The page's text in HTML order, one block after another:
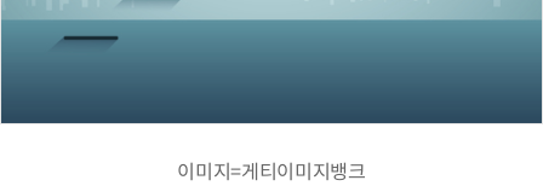
이미지=게티이미지뱅크